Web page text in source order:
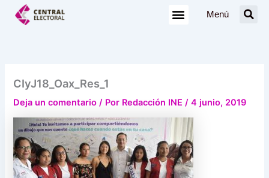
Menú
CIyJ18_Oax_Res_1
Deja un comentario / Por Redacción INE/4 junio, 2019